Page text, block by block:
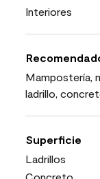
Interiores
Mampostería,
ladrillo,
Superficie
Ladrillos